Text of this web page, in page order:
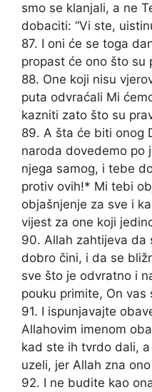
smo se klanjali, a ne
dobaciti: “Vi ste,
87. I oni će se toga
propast će ono što su
88. One koji nisu
puta odvraćali Mi
kazniti zato što su
89. A šta će biti onog
naroda dovedemo po
njega samog, i tebe
protiv ovih!* Mi tebi
objašnjenje za sve i
vijest za one koji
90. Allah zahtijeva da
dobro čini, i da se
sve što je odvratno i
pouku primite, On vas
91. I ispunjavajte
Allahovim imenom
kad ste ih tvrdo dali,
uzeli, jer Allah zna
92. I ne budite kao